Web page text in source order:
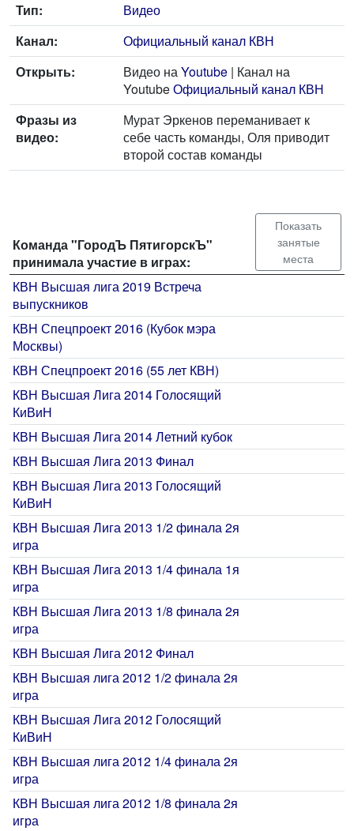
Тип:
Видео
Канал:
Официальный канал КВН
Открыть:
Видео наYoutube | Канал на
YoutubeОфициальный канал КВН
Фразы из
видео:
Мурат Эркенов переманивает к
себе часть команды, Оля приводит
второй состав команды
Команда "ГородЪ ПятигорскЪ"
принимала участие в играх:
Показать
занятые
места
КВН Высшая лига 2019 Встреча
выпускников
КВН Спецпроект 2016 (Кубок мэра
Москвы)
КВН Спецпроект 2016 (55 лет КВН)
КВН Высшая Лига 2014 Голосящий
КиВиН
КВН Высшая Лига 2014 Летний кубок
КВН Высшая Лига 2013 Финал
КВН Высшая Лига 2013 Голосящий
КиВиН
КВН Высшая Лига 2013 1/2 финала 2я
игра
КВН Высшая Лига 2013 1/4 финала 1я
игра
КВН Высшая Лига 2013 1/8 финала 2я
игра
КВН Высшая Лига 2012 Финал
КВН Высшая лига 2012 1/2 финала 2я
игра
КВН Высшая Лига 2012 Голосящий
КиВиН
КВН Высшая лига 2012 1/4 финала 2я
игра
КВН Высшая лига 2012 1/8 финала 2я
игра